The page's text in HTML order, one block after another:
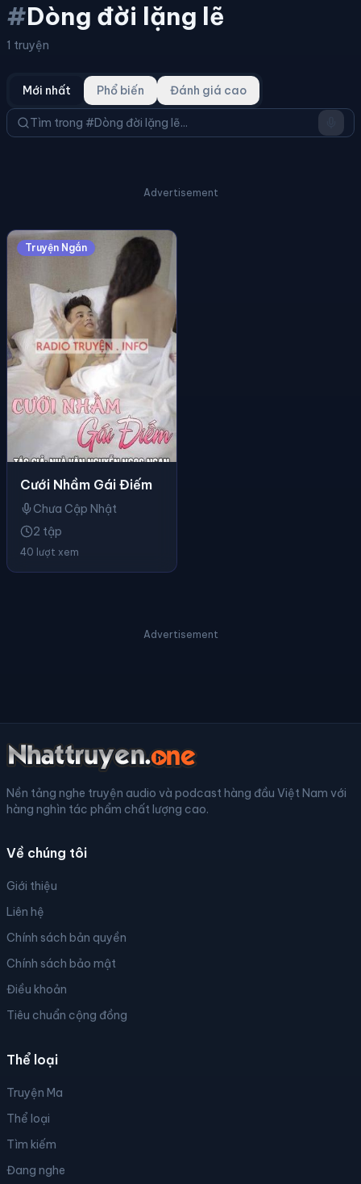
#Dòng đời lặng lẽ
1 truyện
Mới nhất Phổ biến Đánh giá cao
Advertisement
Truyện Ngắn
Cưới Nhầm Gái Điếm
Chưa Cập Nhật
2 tập
40 lượt xem
Advertisement
Nền tảng nghe truyện audio và podcast hàng đầu Việt Nam với
hàng nghìn tác phẩm chất lượng cao.
Về chúng tôi
Giới thiệu
Liên hệ
Chính sách bản quyền
Chính sách bảo mật
Điều khoản
Tiêu chuẩn cộng đồng
Thể loại
Truyện Ma
Thể loại
Tìm kiếm
Đang nghe